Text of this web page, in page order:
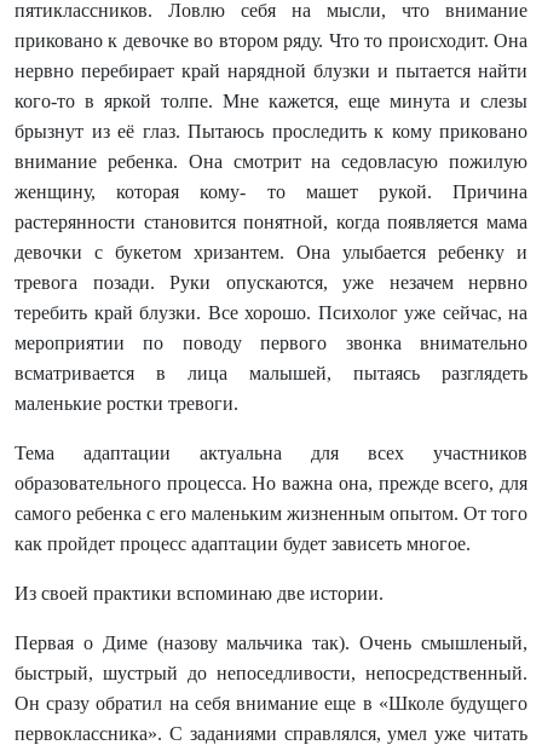
пятиклассников. Ловлю себя на мысли, что внимание
приковано к девочке во втором ряду. Что то происходит. Она
нервно перебирает край нарядной блузки и пытается найти
кого-то в яркой толпе. Мне кажется, еще минута и слезы
брызнут из её глаз. Пытаюсь проследить к кому приковано
внимание ребенка. Она смотрит на седовласую пожилую
женщину, которая кому- то машет рукой. Причина
растерянности становится понятной, когда появляется мама
девочки с букетом хризантем. Она улыбается ребенку и
тревога позади. Руки опускаются, уже незачем нервно
теребить край блузки. Все хорошо. Психолог уже сейчас, на
мероприятии по поводу первого звонка внимательно
всматривается в лица малышей, пытаясь разглядеть
маленькие ростки тревоги.
Тема адаптации актуальна для всех участников
образовательного процесса. Но важна она, прежде всего, для
самого ребенка с его маленьким жизненным опытом. От того
как пройдет процесс адаптации будет зависеть многое.
Из своей практики вспоминаю две истории.
Первая о Диме (назову мальчика так). Очень смышленый,
быстрый, шустрый до непоседливости, непосредственный.
Он сразу обратил на себя внимание еще в «Школе будущего
первоклассника». С заданиями справлялся, умел уже читать